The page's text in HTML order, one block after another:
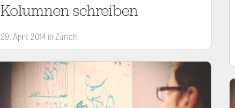
Kolumnen schreiben
29. April 2014 in Zürich